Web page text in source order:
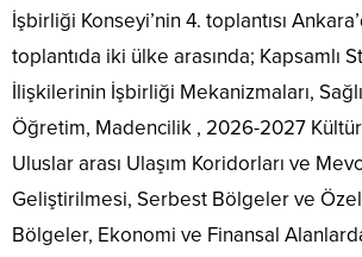
İşbirliği Konseyi’nin 4. toplantısı
toplantıda iki ülke arasında; Kapsamlı
İlişkilerinin İşbirliği Mekanizmaları,
Öğretim, Madencilik , 2026-2027
Uluslar arası Ulaşım Koridorları ve
Geliştirilmesi, Serbest Bölgeler ve
Bölgeler, Ekonomi ve Finansal